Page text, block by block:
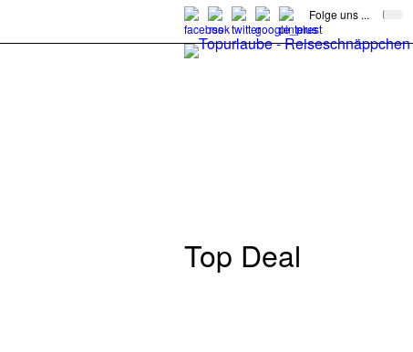
Folge uns ...
Top Deal